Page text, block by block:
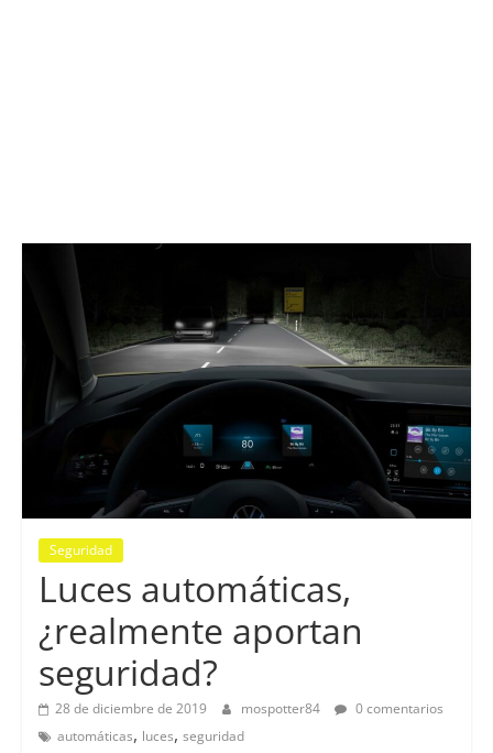
Seguridad
Luces automáticas,
¿realmente aportan
seguridad?
28 de diciembre de 2019 mospotter84
0 comentarios
automáticas, luces, seguridad